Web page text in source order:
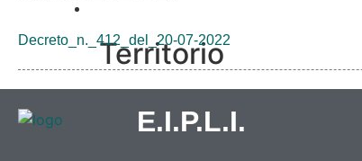
Territorio
Come raggiungerci
Galleria immagini
Decreto_n._412_del_20-07-2022
E.I.P.L.I.